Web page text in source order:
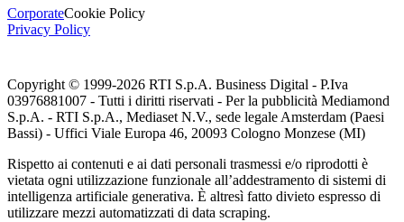
CorporateCookie Policy
Privacy Policy
Copyright © 1999-2026 RTI S.p.A. Business Digital - P.Iva
03976881007 - Tutti i diritti riservati - Per la pubblicità Mediamond
S.p.A. - RTI S.p.A., Mediaset N.V., sede legale Amsterdam (Paesi
Bassi) - Uffici Viale Europa 46, 20093 Cologno Monzese (MI)
Rispetto ai contenuti e ai dati personali trasmessi e/o riprodotti è
vietata ogni utilizzazione funzionale all’addestramento di sistemi di
intelligenza artificiale generativa. È altresì fatto divieto espresso di
utilizzare mezzi automatizzati di data scraping.